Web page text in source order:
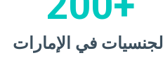
الجنسيات في الإمارات